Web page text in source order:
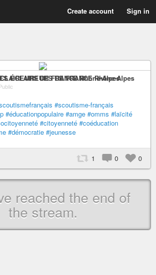
Create account Sign in
ÉCLAIREURS DE FRANCE Rhône-Alpes
#scoutisme-français
#éducationpopulaire #amge #omms #laïcité
#citoyenneté #coéducation
#démocratie #jeunesse
1 0 0
reached the end of
the stream.